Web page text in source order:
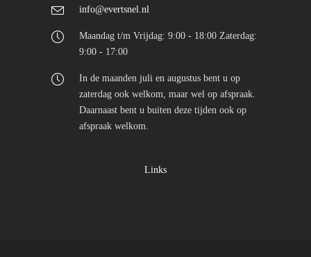
info@evertsnel.nl
Maandag t/m Vrijdag: 9:00 - 18:00 Zaterdag:
9:00 - 17:00
In de maanden juli en augustus bent u op
zaterdag ook welkom, maar wel op afspraak.
Daarnaast bent u buiten deze tijden ook op
afspraak welkom.
Links